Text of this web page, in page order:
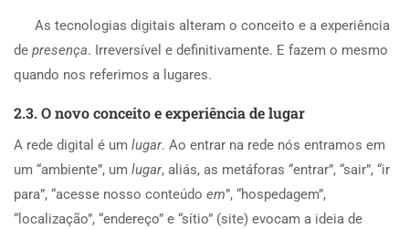
As tecnologias digitais alteram o conceito e a experiência
de presença. Irreversível e definitivamente. E fazem o mesmo
quando nos referimos a lugares.
2.3. O novo conceito e experiência de lugar
A rede digital é um lugar. Ao entrar na rede nós entramos em
um “ambiente”, um lugar, aliás, as metáforas “entrar”, “sair”, “ir
para”, “acesse nosso conteúdo em”, “hospedagem”,
“localização”, “endereço” e “sítio” (site) evocam a ideia de